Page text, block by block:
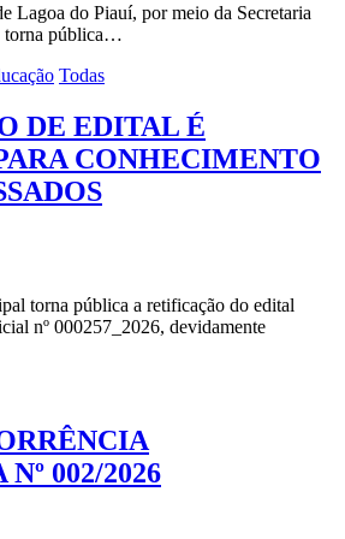
Lagoa do Piauí, por meio da Secretaria
torna pública…
Todas
DE EDITAL É
CONHECIMENTO
torna pública a retificação do edital
nº 000257_2026, devidamente
002/2026